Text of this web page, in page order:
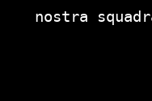
nostra